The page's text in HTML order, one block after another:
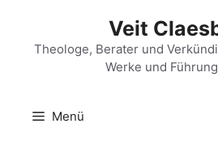
springen
Veit
Theologe, Berater und
Werke und
Menü